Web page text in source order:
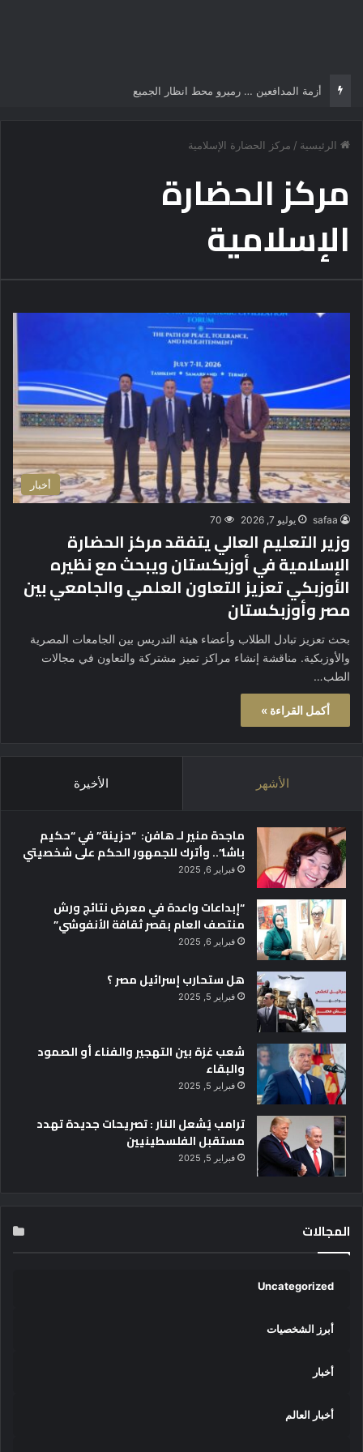
أزمة المدافعين … رميرو محط انظار الجميع
الرئيسية / مركز الحضارة الإسلامية
مركز الحضارة
الإسلامية
أخبار
safaa يوليو 7, 2026 70
وزير التعليم العالي يتفقد مركز الحضارة
الإسلامية في أوزبكستان ويبحث مع نظيره
الأوزبكي تعزيز التعاون العلمي والجامعي بين
مصر وأوزبكستان
بحث تعزيز تبادل الطلاب وأعضاء هيئة التدريس بين الجامعات المصرية
والأوزبكية. مناقشة إنشاء مراكز تميز مشتركة والتعاون في مجالات
الطب…
أكمل القراءة »
الأشهر الأخيرة
ماجدة منير لـ هافن: “حزينة” في “حكيم
باشا”.. وأترك للجمهور الحكم على شخصيتي
فبراير 6, 2025
“إبداعات واعدة في معرض نتائج ورش
منتصف العام بقصر ثقافة الأنفوشي”
فبراير 6, 2025
هل ستحارب إسرائيل مصر ؟
فبراير 5, 2025
شعب غزة بين التهجير والفناء أو الصمود
والبقاء
فبراير 5, 2025
ترامب يُشعل النار : تصريحات جديدة تهدد
مستقبل الفلسطينيين
فبراير 5, 2025
المجالات
Uncategorized
أبرز الشخصيات
أخبار
أخبار العالم